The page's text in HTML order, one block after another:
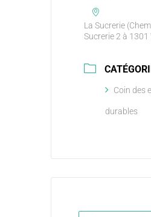
La Sucrerie
Sucrerie 2 à 1301
Coin des
durables